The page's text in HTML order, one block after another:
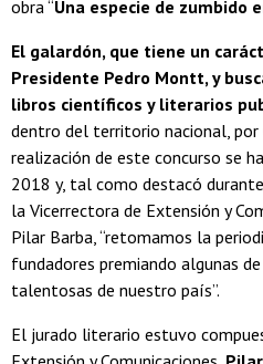
obra “Una especie de zumbido
El galardón, que tiene un
Presidente Pedro Montt, y
libros científicos y literarios
dentro del territorio nacional,
realización de este concurso se
2018 y, tal como destacó
la Vicerrectora de Extensión y
Pilar Barba, “retomamos la
fundadores premiando algunas
talentosas de nuestro país”.
El jurado literario estuvo